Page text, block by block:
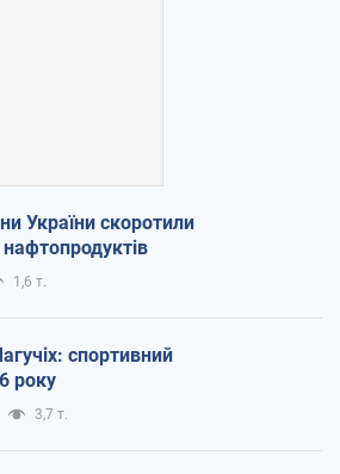
України скоротили
1,6 т.
спортивний
року
3,7 т.